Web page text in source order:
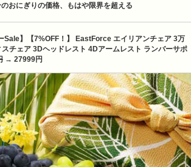
のおにぎりの価格、もはや限界を超える
Sale】【7%OFF！】 EastForce エイリアンチェア 3万
チェア 3Dヘッドレスト 4Dアームレスト ランバーサポ
→ 27999円